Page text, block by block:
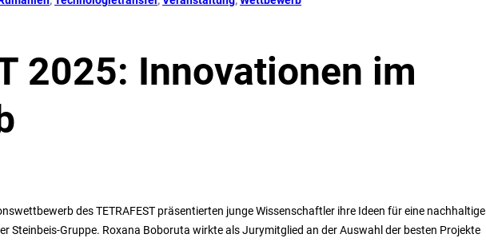
2025: Innovationen im
des TETRAFEST präsentierten junge Wissenschaftler ihre Ideen für eine nachhaltige
Steinbeis-Gruppe. Roxana Boboruta wirkte als Jurymitglied an der Auswahl der besten Projekte